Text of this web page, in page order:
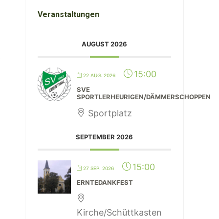
Veranstaltungen
AUGUST 2026
22 AUG. 2026 15:00
SVE
SPORTLERHEURIGEN/DÄMMERSCHOPPEN
Sportplatz
SEPTEMBER 2026
27 SEP. 2026 15:00
ERNTEDANKFEST
Kirche/Schüttkasten